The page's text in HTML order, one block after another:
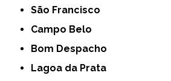
São Francisco
Campo Belo
Bom Despacho
Lagoa da Prata